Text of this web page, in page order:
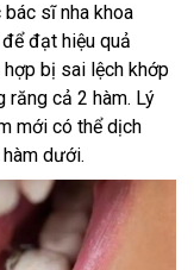
sĩ nha khoa
đạt hiệu quả
bị sai lệch khớp
răng cả 2 hàm. Lý
mới có thể dịch
dưới.